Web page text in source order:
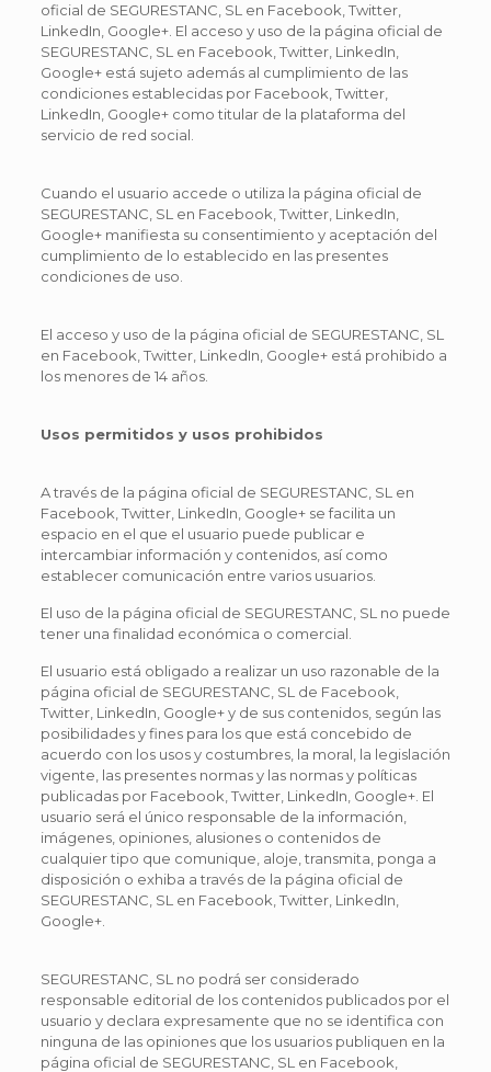
oficial de SEGURESTANC, SL en Facebook, Twitter,
LinkedIn, Google+. El acceso y uso de la página oficial de
SEGURESTANC, SL en Facebook, Twitter, LinkedIn,
Google+ está sujeto además al cumplimiento de las
condiciones establecidas por Facebook, Twitter,
LinkedIn, Google+ como titular de la plataforma del
servicio de red social.
Cuando el usuario accede o utiliza la página oficial de
SEGURESTANC, SL en Facebook, Twitter, LinkedIn,
Google+ manifiesta su consentimiento y aceptación del
cumplimiento de lo establecido en las presentes
condiciones de uso.
El acceso y uso de la página oficial de SEGURESTANC, SL
en Facebook, Twitter, LinkedIn, Google+ está prohibido a
los menores de 14 años.
Usos permitidos y usos prohibidos
A través de la página oficial de SEGURESTANC, SL en
Facebook, Twitter, LinkedIn, Google+ se facilita un
espacio en el que el usuario puede publicar e
intercambiar información y contenidos, así como
establecer comunicación entre varios usuarios.
El uso de la página oficial de SEGURESTANC, SL no puede
tener una finalidad económica o comercial.
El usuario está obligado a realizar un uso razonable de la
página oficial de SEGURESTANC, SL de Facebook,
Twitter, LinkedIn, Google+ y de sus contenidos, según las
posibilidades y fines para los que está concebido de
acuerdo con los usos y costumbres, la moral, la legislación
vigente, las presentes normas y las normas y políticas
publicadas por Facebook, Twitter, LinkedIn, Google+. El
usuario será el único responsable de la información,
imágenes, opiniones, alusiones o contenidos de
cualquier tipo que comunique, aloje, transmita, ponga a
disposición o exhiba a través de la página oficial de
SEGURESTANC, SL en Facebook, Twitter, LinkedIn,
Google+.
SEGURESTANC, SL no podrá ser considerado
responsable editorial de los contenidos publicados por el
usuario y declara expresamente que no se identifica con
ninguna de las opiniones que los usuarios publiquen en la
página oficial de SEGURESTANC, SL en Facebook,